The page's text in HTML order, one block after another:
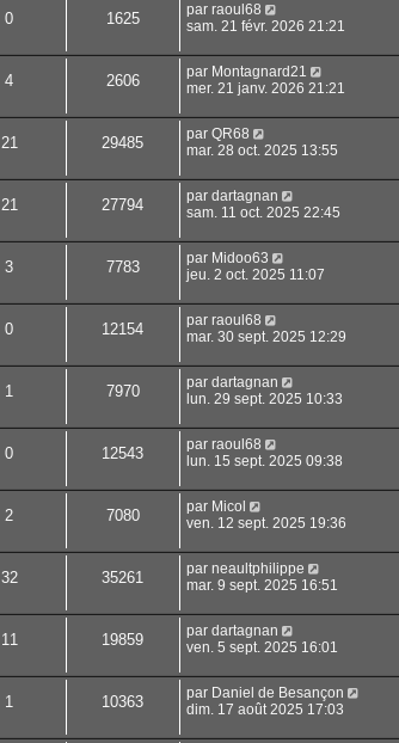
0 1625 par raoul68
sam. 21 févr. 2026 21:21
4 2606 par Montagnard21
mer. 21 janv. 2026 21:21
21 29485 par QR68
mar. 28 oct. 2025 13:55
21 27794 par dartagnan
sam. 11 oct. 2025 22:45
3 7783 par Midoo63
jeu. 2 oct. 2025 11:07
0 12154 par raoul68
mar. 30 sept. 2025 12:29
1 7970 par dartagnan
lun. 29 sept. 2025 10:33
0 12543 par raoul68
lun. 15 sept. 2025 09:38
2 7080 par Micol
ven. 12 sept. 2025 19:36
32 35261 par neaultphilippe
mar. 9 sept. 2025 16:51
11 19859 par dartagnan
ven. 5 sept. 2025 16:01
1 10363 par Daniel de Besançon
dim. 17 août 2025 17:03